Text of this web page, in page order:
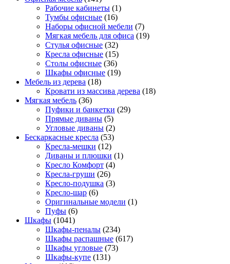
Рабочие кабинеты (1)
Тумбы офисные (16)
Наборы офисной мебели (7)
Мягкая мебель для офиса (19)
Стулья офисные (32)
Кресла офисные (15)
Столы офисные (36)
Шкафы офисные (19)
Мебель из дерева (18)
Кровати из массива дерева (18)
Мягкая мебель (36)
Пуфики и банкетки (29)
Прямые диваны (5)
Угловые диваны (2)
Бескаркасные кресла (53)
Кресла-мешки (12)
Диваны и плюшки (1)
Кресло Комфорт (4)
Кресла-груши (26)
Кресло-подушка (3)
Кресло-шар (6)
Оригинальные модели (1)
Пуфы (6)
Шкафы (1041)
Шкафы-пеналы (234)
Шкафы распашные (617)
Шкафы угловые (73)
Шкафы-купе (131)